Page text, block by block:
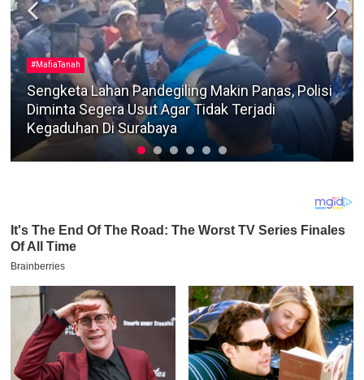
Berita Terkini
Dua Warga Kedungdung Diamankan Satreskrim
Polres Sampang Terkait Kasus Pencurian Motor